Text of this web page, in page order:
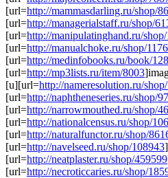
[url=http://mammasdarling.ru/shop/
[url=http://managerialstaff.ru/shop/
[url=http://manipulatinghand.ru/
[url=http://manualchoke.ru/shop/
[url=http://medinfobooks.ru/book/
[url=http://mp3lists.ru/item/8003
[u][url=http://nameresolution.ru/
[url=http://naphtheneseries.ru/shop/
[url=http://narrowmouthed.ru/shop/
[url=http://nationalcensus.ru/shop/
[url=http://naturalfunctor.ru/shop/
[url=http://navelseed.ru/shop/108943
[url=http://neatplaster.ru/shop/459599
[url=http://necroticcaries.ru/shop/